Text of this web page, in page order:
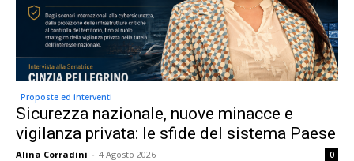
Proposte ed interventi
Sicurezza nazionale, nuove minacce e
vigilanza privata: le sfide del sistema Paese
Alina Corradini - 4 Agosto 2026 0